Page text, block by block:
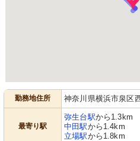
勤務地住所 神奈川県横浜市泉区
最寄り駅
弥生台駅から1.3km
中田駅から1.4km
立場駅から1.8km